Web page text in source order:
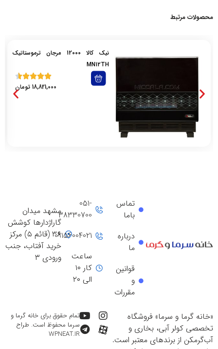
محصولات مرتبط
نیک کالا 12000 مرجان ترموستاتیک
MN12TH
18,821,000 تومان
مشهد میدان
گاراژدارها کوشش
۳۶ (قائم ۵) مرکز
خرید آفتاب، جنب
ورودی ۳
051-
38330700
09156004021
ساعت
کار ۱۰
الی ۲۰
تماس
باما
درباره
ما
قوانین
و
مقررات
«خانه گرما و سرما» فروشگاه
تخصصی کولر آبی، بخاری و
آب‌گرمکن از برندهای معتبر است.
تمام حقوق برای خانه گرما و
سرما محفوظ است. طراح
WPNEAT.IR